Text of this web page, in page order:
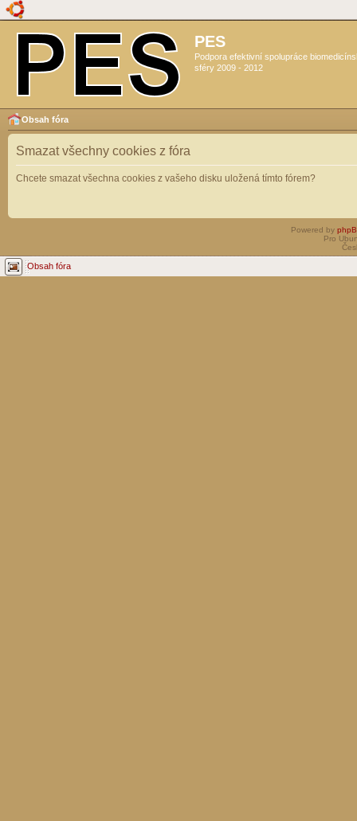
PES
Podpora efektivní spolupráce
sféry 2009 - 2012
Obsah fóra
Smazat všechny cookies z fóra
Chcete smazat všechna cookies z vašeho disku uložená tímto fórem?
Powered by
Pro
Obsah fóra